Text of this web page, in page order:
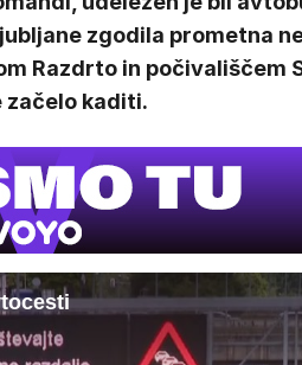
zgodila prometna
Razdrto in počivališčem
začelo kaditi.